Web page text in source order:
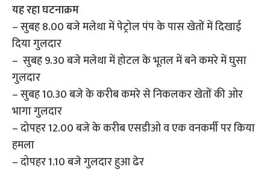
यह रहा घटनाक्रम
– सुबह 8.00 बजे मलेथा में पेट्रोल पंप के पास खेतों में दिखाई
दिया गुलदार
– सुबह 9.30 बजे मलेथा में होटल के भूतल में बने कमरे में घुसा
गुलदार
– सुबह 10.30 बजे के करीब कमरे से निकलकर खेतों की ओर
भागा गुलदार
– दोपहर 12.00 बजे के करीब एसडीओ व एक वनकर्मी पर किया
हमला
– दोपहर 1.10 बजे गुलदार हुआ ढेर